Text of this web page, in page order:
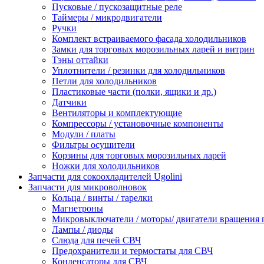
Пусковые / пускозащитные реле
Таймеры / микродвигатели
Ручки
Комплект встраиваемого фасада холодильников
Замки для торговых морозильных ларей и витрин
Тэны оттайки
Уплотнители / резинки для холодильников
Петли для холодильников
Пластиковые части (полки, ящики и др.)
Датчики
Вентиляторы и комплектующие
Компрессоры / установочные компоненты
Модули / платы
Фильтры осушители
Корзины для торговых морозильных ларей
Ножки для холодильников
Запчасти для сокоохладителей Ugolini
Запчасти для микроволновок
Кольца / винты / тарелки
Магнетроны
Микровыключатели / моторы/ двигатели вращения
Лампы / диоды
Слюда для печей СВЧ
Предохранители и термостаты для СВЧ
Конденсаторы для СВЧ